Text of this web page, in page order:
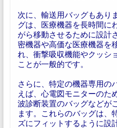
次に、輸送用バッグもあり
グは、医療機器を長時間に
がら移動させるために設計
密機器や高価な医療機器を
れ、衝撃吸収機能やクッシ
ことが一般的です。
さらに、特定の機器専用の
えば、心電図モニターのた
波診断装置のバッグなどが
ます。これらのバッグは、
ズにフィットするように設